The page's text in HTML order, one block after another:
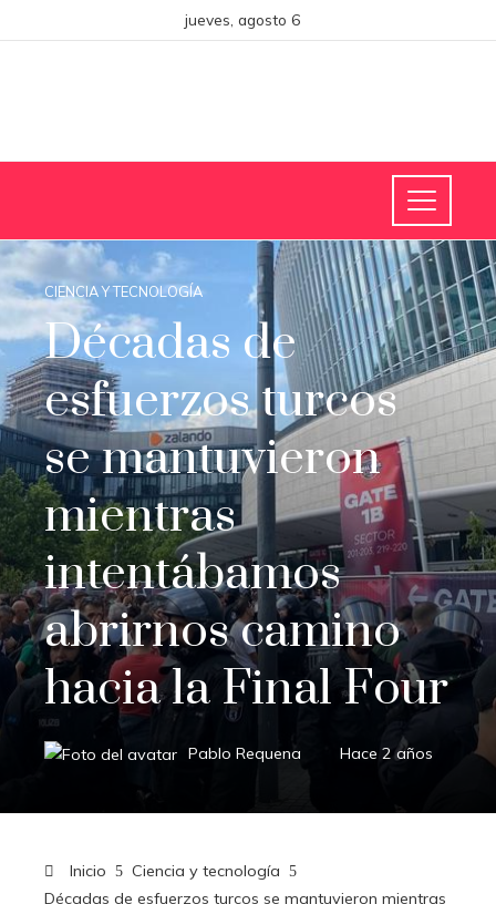
jueves, agosto 6
CIENCIA Y TECNOLOGÍA
Décadas de
esfuerzos turcos
se mantuvieron
mientras
intentábamos
abrirnos camino
hacia la Final Four
Pablo Requena Hace 2 años
Inicio
Ciencia y tecnología
Décadas de esfuerzos turcos se mantuvieron mientras